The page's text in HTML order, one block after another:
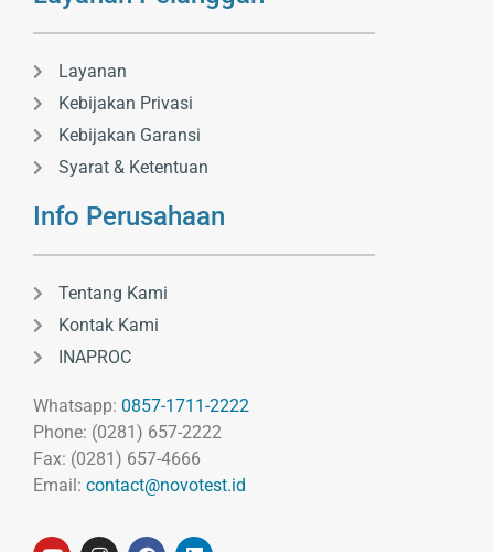
Layanan
Kebijakan Privasi
Kebijakan Garansi
Syarat & Ketentuan
Info Perusahaan
Tentang Kami
Kontak Kami
INAPROC
Whatsapp: 0857-1711-2222
Phone: (0281) 657-2222
Fax: (0281) 657-4666
Email: contact@novotest.id